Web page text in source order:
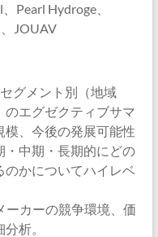
Pearl Hydroge、
JOUAV
グメント別（地域
のエグゼクティブサマ
模、今後の発展可能性
・中期・長期的にどの
のかについてハイレベ
ーカーの競争環境、価
析。